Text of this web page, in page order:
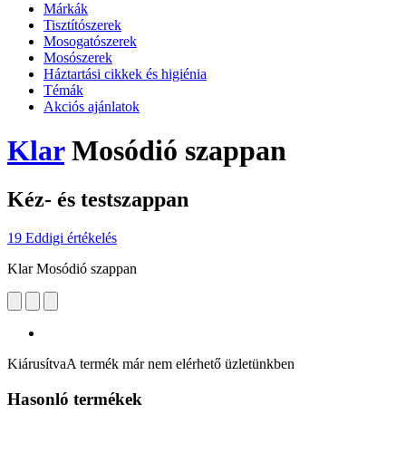
Márkák
Tisztítószerek
Mosogatószerek
Mosószerek
Háztartási cikkek és higiénia
Témák
Akciós ajánlatok
KlarMosódió szappan
Kéz- és testszappan
19 Eddigi értékelés
Klar Mosódió szappan
KiárusítvaA termék már nem elérhető üzletünkben
Hasonló termékek